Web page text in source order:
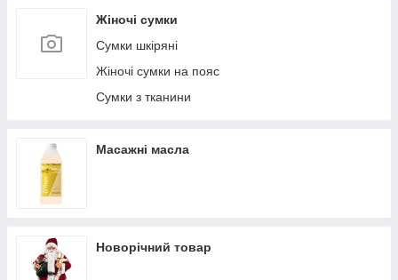
Жіночі сумки
Сумки шкіряні
Жіночі сумки на пояс
Сумки з тканини
Масажні масла
Новорічний товар